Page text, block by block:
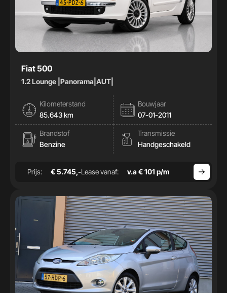
Fiat 500
1.2 Lounge |Panorama|AUT|
Kilometerstand
85.643 km
Bouwjaar
07-01-2011
Brandstof
Benzine
Transmissie
Handgeschakeld
Prijs: € 5.745,-Lease vanaf: v.a € 101 p/m